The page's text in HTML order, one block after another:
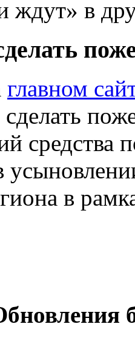
ждут» в
главном
в